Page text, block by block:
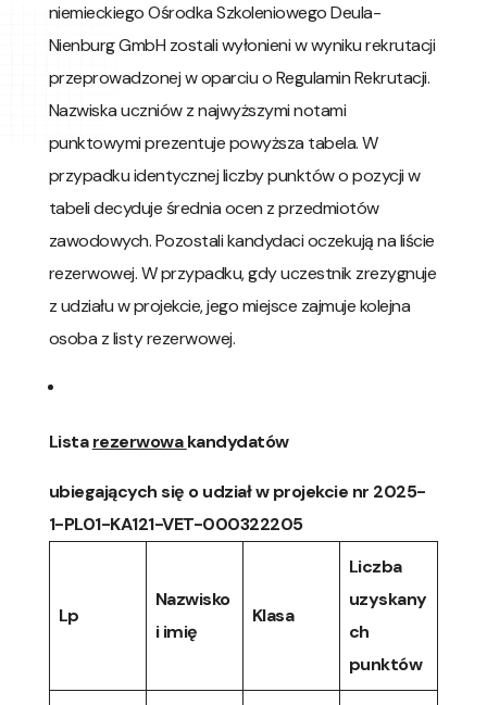
niemieckiego Ośrodka Szkoleniowego Deula-
Nienburg GmbH zostali wyłonieni w wyniku rekrutacji
przeprowadzonej w oparciu o Regulamin Rekrutacji.
Nazwiska uczniów z najwyższymi notami
punktowymi prezentuje powyższa tabela. W
przypadku identycznej liczby punktów o pozycji w
tabeli decyduje średnia ocen z przedmiotów
zawodowych. Pozostali kandydaci oczekują na liście
rezerwowej. W przypadku, gdy uczestnik zrezygnuje
z udziału w projekcie, jego miejsce zajmuje kolejna
osoba z listy rezerwowej.
Listarezerwowakandydatów
ubiegających się o udział w projekcie nr 2025-
1-PL01-KA121-VET-000322205
Lp
Nazwisko
i imię
Klasa
Liczba
uzyskany
ch
punktów